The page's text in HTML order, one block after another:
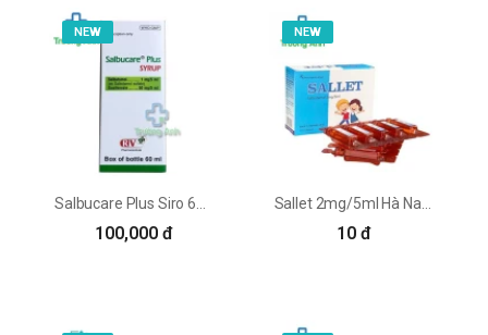
NEW
100,000 đ
NEW
10 đ